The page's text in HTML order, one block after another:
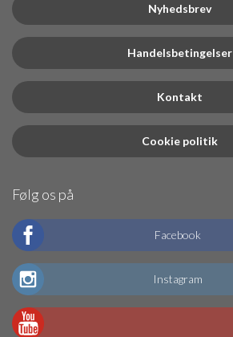
Nyhedsbrev
Handelsbetingelser
Kontakt
Cookie politik
Følg os på
Facebook
Instagram